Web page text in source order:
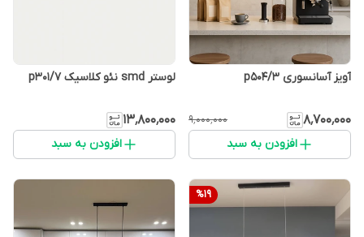
آویز آسانسوری p504/3
۸٬۷۰۰٬۰۰۰ ۹٬۰۰۰٬۰۰۰
افزودن به سبد
لوستر smd نئو کلاسیک p301/7
۱۳٬۸۰۰٬۰۰۰
افزودن به سبد
%19